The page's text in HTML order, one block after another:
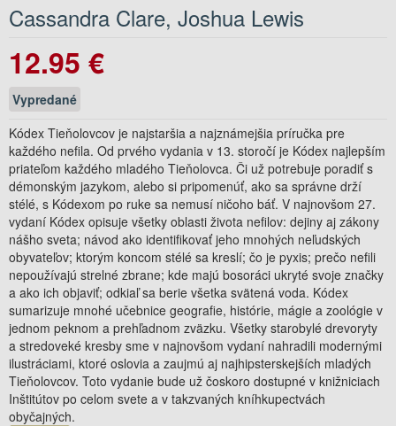
Cassandra Clare, Joshua Lewis
12.95 €
Vypredané
Kódex Tieňolovcov je najstaršia a najznámejšia príručka pre
každého nefila. Od prvého vydania v 13. storočí je Kódex najlepším
priateľom každého mladého Tieňolovca. Či už potrebuje poradiť s
démonským jazykom, alebo si pripomenúť, ako sa správne drží
stélé, s Kódexom po ruke sa nemusí ničoho báť. V najnovšom 27.
vydaní Kódex opisuje všetky oblasti života nefilov: dejiny aj zákony
nášho sveta; návod ako identifikovať jeho mnohých neľudských
obyvateľov; ktorým koncom stélé sa kreslí; čo je pyxis; prečo nefili
nepoužívajú strelné zbrane; kde majú bosoráci ukryté svoje značky
a ako ich objaviť; odkiaľ sa berie všetka svätená voda. Kódex
sumarizuje mnohé učebnice geografie, histórie, mágie a zoológie v
jednom peknom a prehľadnom zväzku. Všetky starobylé drevoryty
a stredoveké kresby sme v najnovšom vydaní nahradili modernými
ilustráciami, ktoré oslovia a zaujmú aj najhipsterskejších mladých
Tieňolovcov. Toto vydanie bude už čoskoro dostupné v knižniciach
Inštitútov po celom svete a v takzvaných kníhkupectvách
obyčajných.